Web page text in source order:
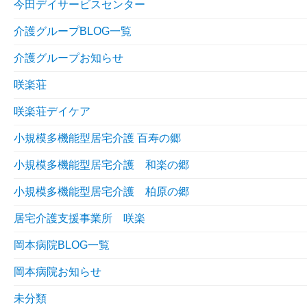
今田デイサービスセンター
介護グループBLOG一覧
介護グループお知らせ
咲楽荘
咲楽荘デイケア
小規模多機能型居宅介護 百寿の郷
小規模多機能型居宅介護 和楽の郷
小規模多機能型居宅介護 柏原の郷
居宅介護支援事業所 咲楽
岡本病院BLOG一覧
岡本病院お知らせ
未分類